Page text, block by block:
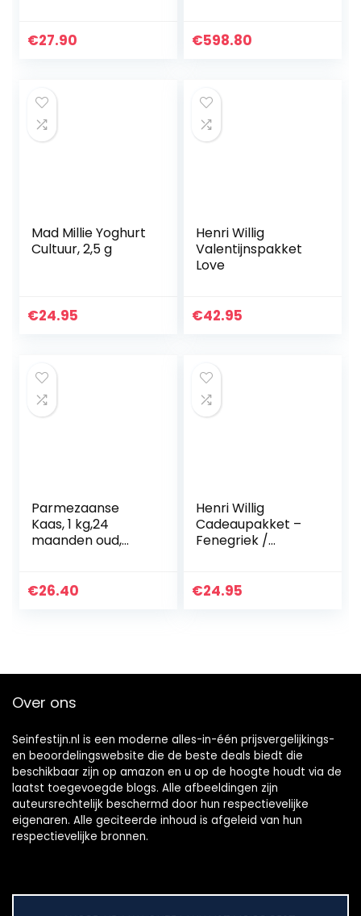
ing
€27.90 €598.80
Mad Millie Yoghurt
Cultuur, 2,5 g
€24.95
Henri Willig
Valentijnspakket
Love
€42.95
Parmezaanse
Kaas, 1 kg,24
maanden oud,
ing
€26.40
Henri Willig
Cadeaupakket –
Fenegriek /
€24.95
Over ons
Seinfestijn.nl is een moderne alles-in-één prijsvergelijkings-
en beoordelingswebsite die de beste deals biedt die
beschikbaar zijn op amazon en u op de hoogte houdt via de
laatst toegevoegde blogs. Alle afbeeldingen zijn
auteursrechtelijk beschermd door hun respectievelijke
eigenaren. Alle geciteerde inhoud is afgeleid van hun
respectievelijke bronnen.